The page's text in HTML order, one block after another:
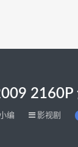
2160P
编 影视剧